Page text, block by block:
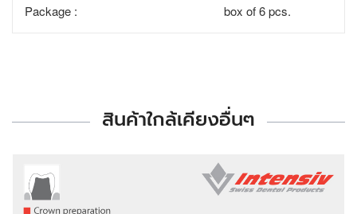
Package :
box of 6 pcs.
สินค้าใกล้เคียงอื่นๆ